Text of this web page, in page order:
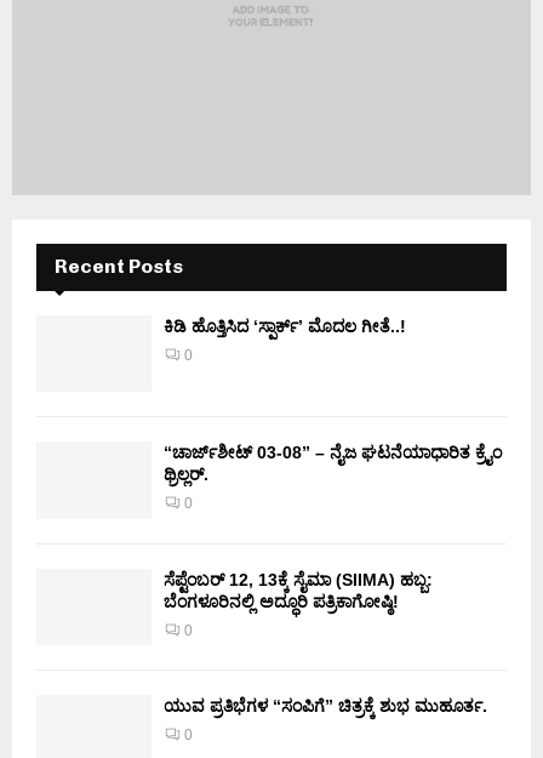
Recent Posts
ಕಿಡಿ‌‌ ಹೊತ್ತಿಸಿದ ‘ಸ್ಪಾರ್ಕ್’ ಮೊದಲ‌ ಗೀತೆ..!
0
“ಚಾರ್ಜ್‌ಶೀಟ್ 03-08” – ನೈಜ ಘಟನೆಯಾಧಾರಿತ ಕ್ರೈಂ
ಥ್ರಿಲ್ಲರ್.
0
ಸೆಪ್ಟೆಂಬರ್ 12, 13ಕ್ಕೆ ಸೈಮಾ (SIIMA) ಹಬ್ಬ:
ಬೆಂಗಳೂರಿನಲ್ಲಿ ಅದ್ಧೂರಿ ಪತ್ರಿಕಾಗೋಷ್ಠಿ!
0
ಯುವ ಪ್ರತಿಭೆಗಳ “ಸಂಪಿಗೆ” ಚಿತ್ರಕ್ಕೆ ಶುಭ ಮುಹೂರ್ತ.
0